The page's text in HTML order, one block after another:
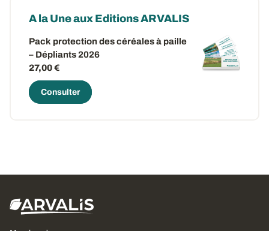
A la Une aux Editions ARVALIS
Pack protection des céréales à paille
– Dépliants 2026
27,00 €
Consulter